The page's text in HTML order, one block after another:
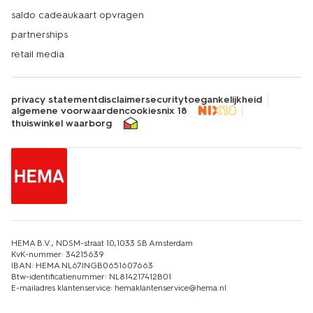
saldo cadeaukaart opvragen
partnerships
retail media
privacy statementdisclaimersecuritytoegankelijkheid
algemene voorwaardencookiesnix 18
thuiswinkel waarborg
HEMA B.V., NDSM-straat 10,1033 SB Amsterdam
KvK-nummer: 34215639
IBAN: HEMA NL67INGB0651607663
Btw-identificatienummer: NL814217412B01
E-mailadres klantenservice: hemaklantenservice@hema.nl